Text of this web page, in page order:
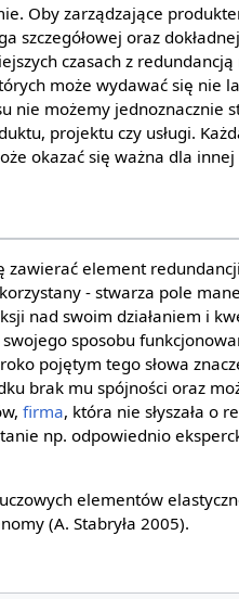
Oby zarządzające
szczegółowej oraz
czasach z
może wydawać się nie
nie możemy jednoznacznie
projektu czy usługi.
okazać się ważna dla innej
zawierać element
- stwarza pole
nad swoim działaniem i
sposobu
pojętym tego słowa
brak mu spójności oraz
firma, która nie słyszała o
np. odpowiednio
elementów
(A. Stabryła 2005).